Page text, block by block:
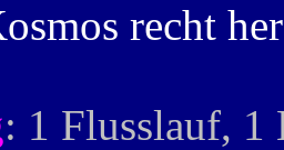
recht
: 1 Flusslauf, 1